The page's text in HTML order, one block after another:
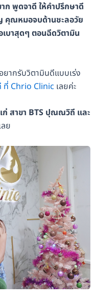
พูดจาดี ให้คำปรึกษาดี
คุณหมอจบด้านชะลอวัย
บาสุดๆ ตอนฉีดวิตามิน
ากรับวิตามินดีแบบเร่ง
ที่ Chrio Clinic เลยค่ะ
ก่ สาขา BTS ปุณณวิถี และ
ย